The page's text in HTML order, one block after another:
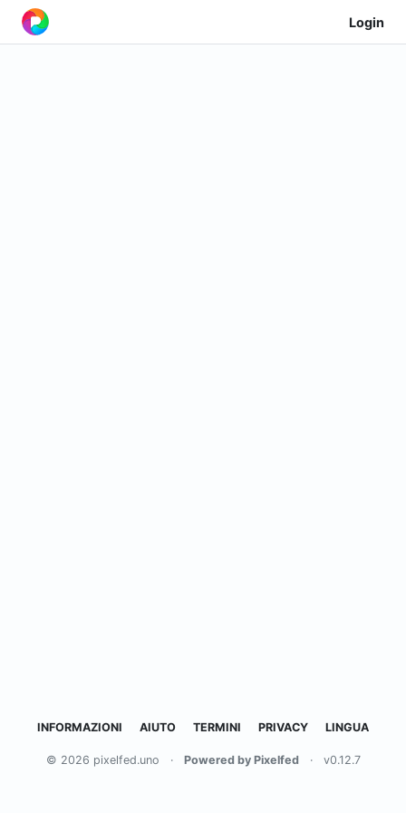
Login
INFORMAZIONI AIUTO TERMINI PRIVACY LINGUA
© 2026 pixelfed.uno · Powered by Pixelfed · v0.12.7